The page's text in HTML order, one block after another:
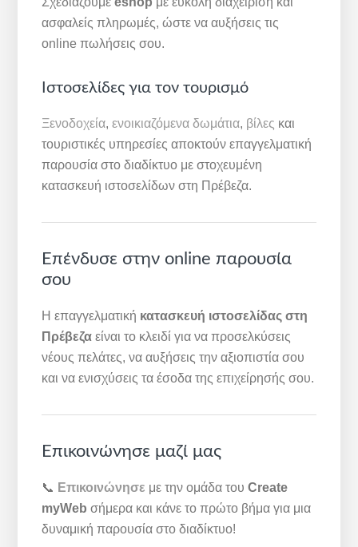
ασφαλείς πληρωμές, ώστε να αυξήσεις τις
online πωλήσεις σου.
Ιστοσελίδες για τον τουρισμό
Ξενοδοχεία,ενοικιαζόμενα δωμάτια, βίλες και
τουριστικές υπηρεσίες αποκτούν επαγγελματική
παρουσία στο διαδίκτυο με στοχευμένη
κατασκευή ιστοσελίδων στη Πρέβεζα.
Επένδυσε στην online παρουσία
σου
Η επαγγελματική κατασκευή ιστοσελίδας στη
Πρέβεζα είναι το κλειδί για να προσελκύσεις
νέους πελάτες, να αυξήσεις την αξιοπιστία σου
και να ενισχύσεις τα έσοδα της επιχείρησής σου.
Επικοινώνησε μαζί μας
📞 Επικοινώνησε με την ομάδα τουCreate
myWeb σήμερα και κάνε το πρώτο βήμα για μια
δυναμική παρουσία στο διαδίκτυο!